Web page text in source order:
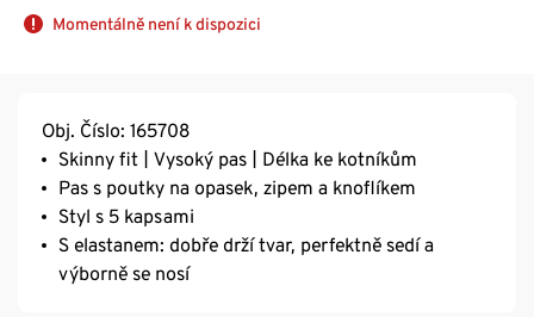
Momentálně není k dispozici
Obj. Číslo: 165708
Skinny fit | Vysoký pas | Délka ke kotníkům
Pas s poutky na opasek, zipem a knoflíkem
Styl s 5 kapsami
S elastanem: dobře drží tvar, perfektně sedí a
výborně se nosí